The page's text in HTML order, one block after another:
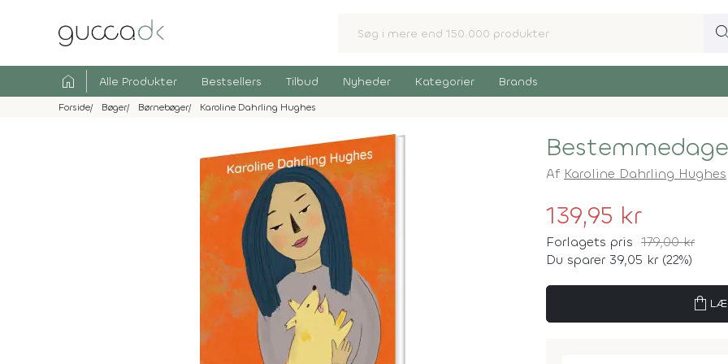
home Alle Produkter Bestsellers Tilbud Nyheder Kategorier Brands
Forside Bøger Børnebøger Karoline Dahrling Hughes
Af Karoline Dahrling Hughes
139,95 kr
Forlagets pris 179,00 kr
Du sparer 39,05 kr (22%)
shopping_bag